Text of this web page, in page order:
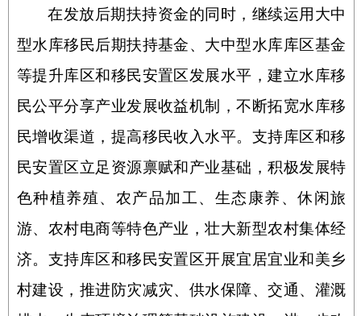
在发放后期扶持资金的同时，继续运用大中
型水库移民后期扶持基金、大中型水库库区基金
等提升库区和移民安置区发展水平，建立水库移
民公平分享产业发展收益机制，不断拓宽水库移
民增收渠道，提高移民收入水平。支持库区和移
民安置区立足资源禀赋和产业基础，积极发展特
色种植养殖、农产品加工、生态康养、休闲旅
游、农村电商等特色产业，壮大新型农村集体经
济。支持库区和移民安置区开展宜居宜业和美乡
村建设，推进防灾减灾、供水保障、交通、灌溉